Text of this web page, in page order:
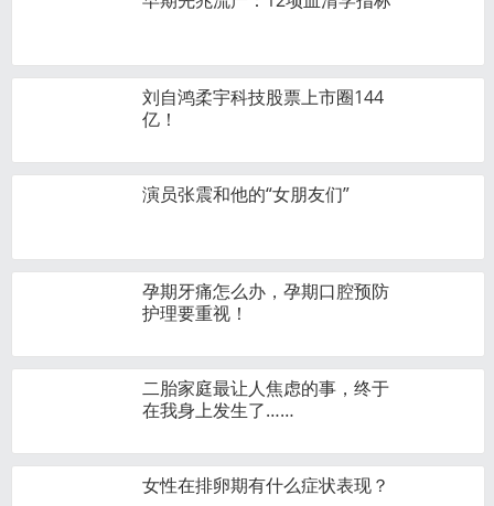
刘自鸿柔宇科技股票上市圈144
亿！
演员张震和他的“女朋友们”
孕期牙痛怎么办，孕期口腔预防
护理要重视！
二胎家庭最让人焦虑的事，终于
在我身上发生了……
女性在排卵期有什么症状表现？